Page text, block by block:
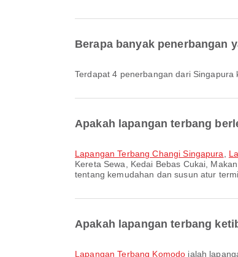
Berapa banyak penerbangan
Terdapat 4 penerbangan dari Singapura
Apakah lapangan terbang
Lapangan Terbang Changi Singapura
Kereta Sewa, Kedai Bebas Cukai,
tentang kemudahan dan susun atur
Apakah lapangan terbang
Lapangan Terbang Komodo ialah